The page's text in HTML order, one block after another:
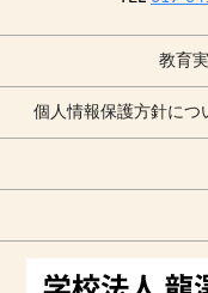
教育
個人情報保護方針につ